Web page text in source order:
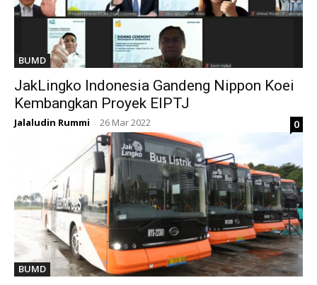
BUMD
JakLingko Indonesia Gandeng Nippon Koei
Kembangkan Proyek EIPTJ
Jalaludin Rummi - 26 Mar 2022 0
BUMD